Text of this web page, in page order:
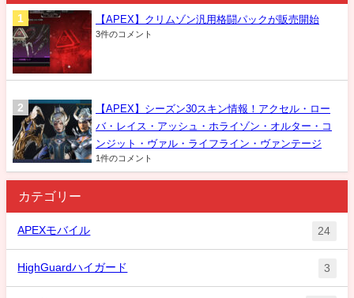
【APEX】クリムゾン汎用格闘パックが販売開始
3件のコメント
【APEX】シーズン30スキン情報！アクセル・ロー
バ・レイス・アッシュ・ホライゾン・オルター・コ
ンジット・ヴァル・ライフライン・ヴァンテージ
1件のコメント
カテゴリー
APEXモバイル 24
HighGuardハイガード 3